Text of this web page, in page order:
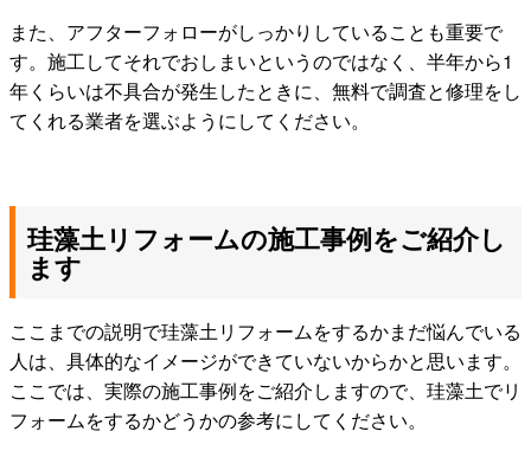
また、アフターフォローがしっかりしていることも重要で
す。施工してそれでおしまいというのではなく、半年から1
年くらいは不具合が発生したときに、無料で調査と修理をし
てくれる業者を選ぶようにしてください。
珪藻土リフォームの施工事例をご紹介し
ます
ここまでの説明で珪藻土リフォームをするかまだ悩んでいる
人は、具体的なイメージができていないからかと思います。
ここでは、実際の施工事例をご紹介しますので、珪藻土でリ
フォームをするかどうかの参考にしてください。